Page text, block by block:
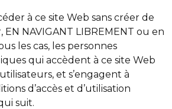
à ce site Web sans créer de
NAVIGANT LIBREMENT ou en
les cas, les personnes
qui accèdent à ce site Web
et s’engagent à
d’accès et d’utilisation
suit.